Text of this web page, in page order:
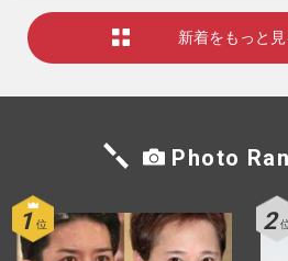
新着をもっと見
Photo